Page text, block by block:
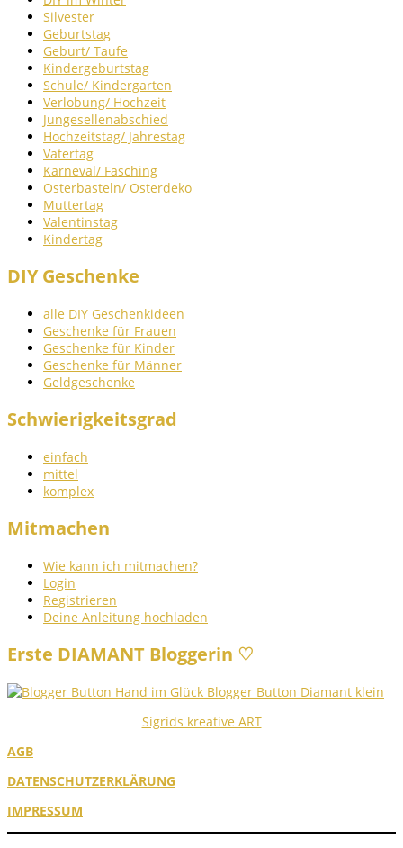
Silvester
Geburtstag
Geburt/ Taufe
Kindergeburtstag
Schule/ Kindergarten
Verlobung/ Hochzeit
Jungesellenabschied
Hochzeitstag/ Jahrestag
Vatertag
Karneval/ Fasching
Osterbasteln/ Osterdeko
Muttertag
Valentinstag
Kindertag
DIY Geschenke
alle DIY Geschenkideen
Geschenke für Frauen
Geschenke für Kinder
Geschenke für Männer
Geldgeschenke
Schwierigkeitsgrad
einfach
mittel
komplex
Mitmachen
Wie kann ich mitmachen?
Login
Registrieren
Deine Anleitung hochladen
Erste DIAMANT Bloggerin ♡
Sigrids kreative ART
AGB
DATENSCHUTZERKLÄRUNG
IMPRESSUM